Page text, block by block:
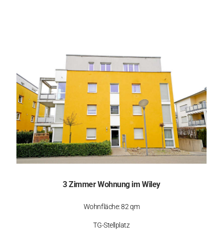
3 Zimmer Wohnung im Wiley
Wohnfläche: 82 qm
TG-Stellplatz